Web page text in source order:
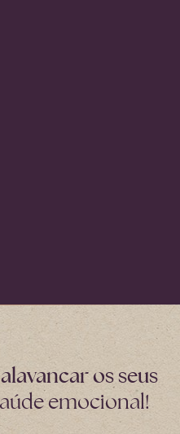
alavancar os seus
emocional!